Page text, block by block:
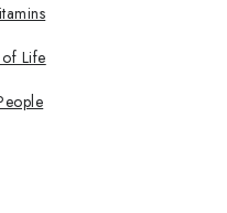
Life